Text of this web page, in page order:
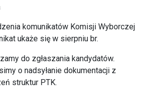
komunikatów Komisji Wyborczej
ukaże się w sierpniu br.
do zgłaszania kandydatów.
o nadsyłanie dokumentacji z
struktur PTK.